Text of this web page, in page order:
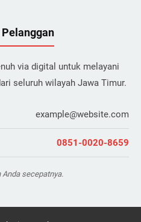
via digital untuk melayani
seluruh wilayah Jawa Timur.
example@website.com
0851-0020-8659
secepatnya.